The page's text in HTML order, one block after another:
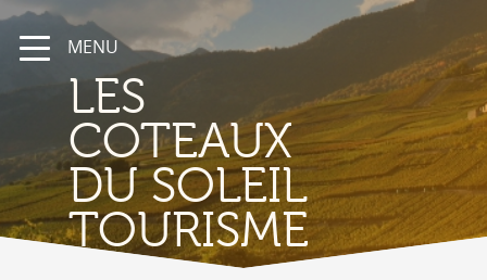
MENU
LES
COTEAUX
DU SOLEIL
TOURISME